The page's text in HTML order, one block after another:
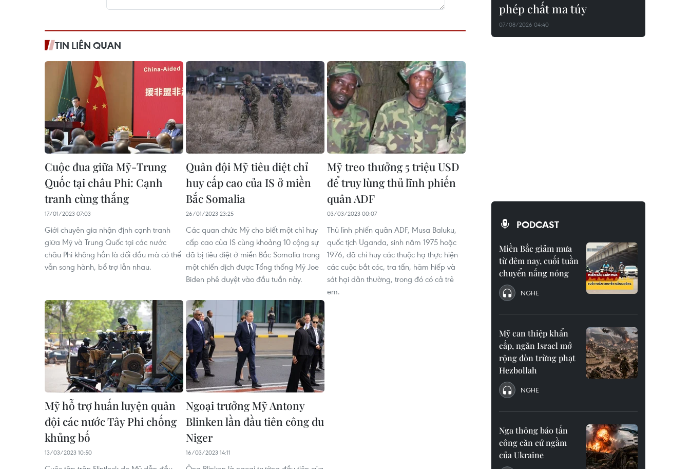
TIN LIÊN QUAN
Cuộc đua giữa Mỹ-Trung
Quốc tại châu Phi: Cạnh
tranh cùng thắng
17/01/2023 07:03
Giới chuyên gia nhận định cạnh tranh
giữa Mỹ và Trung Quốc tại các nước
châu Phi không hẳn là đối đầu mà có thể
vẫn song hành, bổ trợ lẫn nhau.
Quân đội Mỹ tiêu diệt chỉ
huy cấp cao của IS ở miền
Bắc Somalia
26/01/2023 23:25
Các quan chức Mỹ cho biết một chỉ huy
cấp cao của IS cùng khoảng 10 cộng sự
đã bị tiêu diệt ở miền Bắc Somalia trong
một chiến dịch được Tổng thống Mỹ Joe
Biden phê duyệt vào đầu tuần này.
Mỹ treo thưởng 5 triệu USD
để truy lùng thủ lĩnh phiến
quân ADF
03/03/2023 00:07
Thủ lĩnh phiến quân ADF, Musa Baluku,
quốc tịch Uganda, sinh năm 1975 hoặc
1976, đã chỉ huy các thuộc hạ thực hiện
các cuộc bắt cóc, tra tấn, hãm hiếp và
sát hại dân thường, trong đó có cả trẻ
em.
Mỹ hỗ trợ huấn luyện quân
đội các nước Tây Phi chống
khủng bố
13/03/2023 10:50
Ngoại trưởng Mỹ Antony
Blinken lần đầu tiên công du
Niger
16/03/2023 14:11
phép chất ma túy
07/08/2026 04:40
PODCAST
Miền Bắc giảm mưa
từ đêm nay, cuối tuần
chuyển nắng nóng
NGHE
Mỹ can thiệp khẩn
cấp, ngăn Israel mở
rộng đòn trừng phạt
Hezbollah
NGHE
Nga thông báo tấn
công căn cứ ngầm
của Ukraine